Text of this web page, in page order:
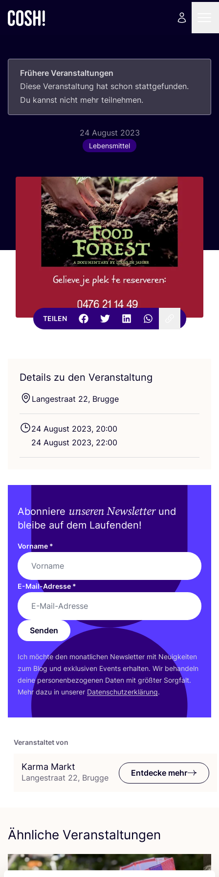
Frühere Veranstaltungen
Die­se Ver­an­stal­tung hat schon statt­ge­fun­den.
Du kannst nicht mehr teilnehmen.
24 August 2023
Lebensmittel
TEILEN
Veranstaltet von
Karma Markt
Langestraat 22, Brugge
Entdecke mehr
Details zu den Veranstaltung
Lan­ge­stra­at 22, Brugge
24 August 2023, 20:00
24 August 2023, 22:00
Abonniere unseren Newsletterund
bleibe auf dem Laufenden!
Vorname *
E-Mail-Adresse *
Senden
Ich möch­te den monat­li­chen News­let­ter mit Neu­ig­kei­ten
zum Blog und exklu­si­ven Events erhal­ten. Wir behan­deln
dei­ne per­so­nen­be­zo­ge­nen Daten mit größ­ter Sorg­falt.
Mehr dazu in unse­rer Daten­schutz­er­klä­rung.
Ähnliche Veranstaltungen